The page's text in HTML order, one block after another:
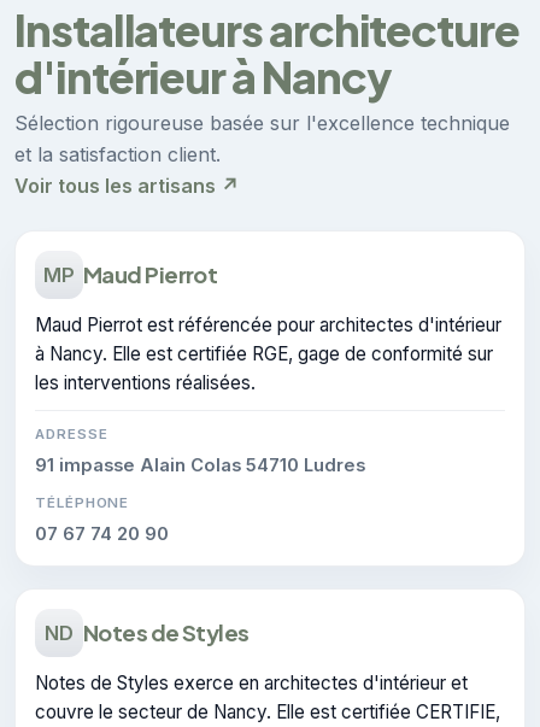
Installateurs architecture
d'intérieur à Nancy
Sélection rigoureuse basée sur l'excellence technique
et la satisfaction client.
Voir tous les artisans ↗
MP Maud Pierrot
Maud Pierrot est référencée pour architectes d'intérieur
à Nancy. Elle est certifiée RGE, gage de conformité sur
les interventions réalisées.
ADRESSE
91 impasse Alain Colas 54710 Ludres
TÉLÉPHONE
07 67 74 20 90
ND Notes de Styles
Notes de Styles exerce en architectes d'intérieur et
couvre le secteur de Nancy. Elle est certifiée CERTIFIE,